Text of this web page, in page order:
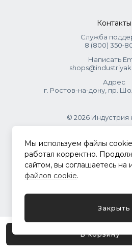
В корзину
Контакты
Служба
8 (800)
Написать
Адрес
г. Ростов-на-дону, пр.
© 2026 Индустрия
.
Политика
Мы используем файлы
работал корректно.
сайтом, вы соглашаетесь на
файлов cookie.
Закрыть